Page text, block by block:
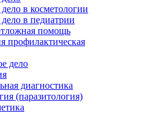
в косметологии
в педиатрии
помощь
профилактическая
дело
диагностика
(паразитология)